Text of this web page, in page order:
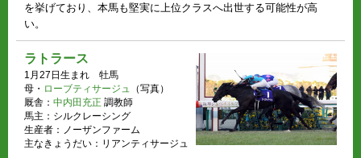
を挙げており、本馬も堅実に上位クラスへ出世する可能性が高
い。
ラトラース
1月27日生まれ 牡馬
母・ ローブティサージュ
（写真）
厩舎： 中内田充正 調教師
馬主：シルクレーシング
生産者：ノーザンファーム
主なきょうだい：リアンティサージュ